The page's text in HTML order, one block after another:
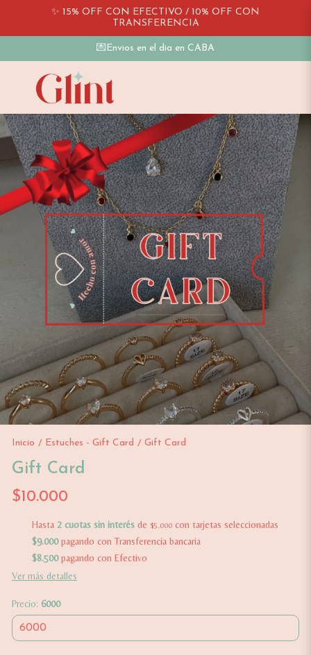
✨ 15% OFF CON EFECTIVO / 10% OFF CON
TRANSFERENCIA
💌Envios en el dia en CABA
Inicio / Estuches - Gift Card / Gift Card
Gift Card
$10.000
Hasta 2 cuotas sin interésde $5.000con tarjetas seleccionadas
$9.000pagando con Transferencia bancaria
$8.500pagando con Efectivo
Ver más detalles
Precio: 6000